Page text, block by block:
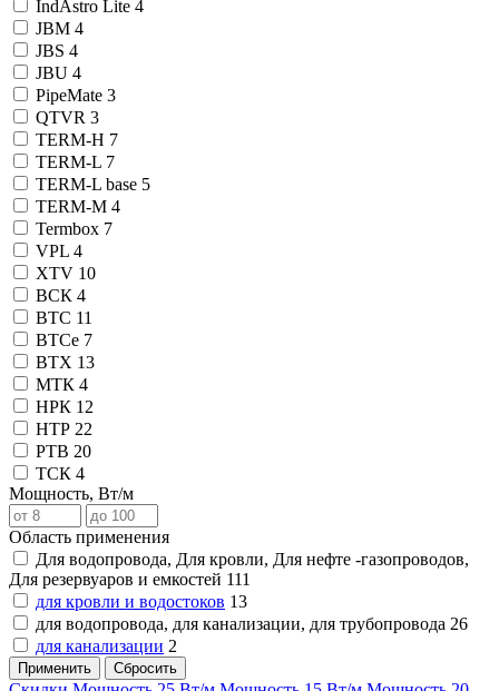
IndAstro Lite 4
JBM 4
JBS 4
JBU 4
PipeMate 3
QTVR 3
TERM-H 7
TERM-L 7
TERM-L base 5
TERM-М 4
Termbox 7
VPL 4
XTV 10
ВСК 4
ВТС 11
ВТСе 7
ВТХ 13
МТК 4
НРК 12
НТР 22
РТВ 20
ТСК 4
Мощность, Вт/м
Область применения
Для водопровода, Для кровли, Для нефте -газопроводов,
Для резервуаров и емкостей 111
для кровли и водостоков 13
для водопровода, для канализации, для трубопровода 26
для канализации 2
Применить Сбросить